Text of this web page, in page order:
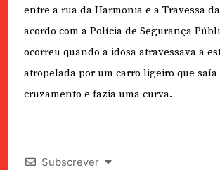
entre a rua da Harmonia e a Travessa
acordo com a Polícia de Segurança
ocorreu quando a idosa atravessava a
atropelada por um carro ligeiro que saía
cruzamento e fazia uma curva.
Subscrever